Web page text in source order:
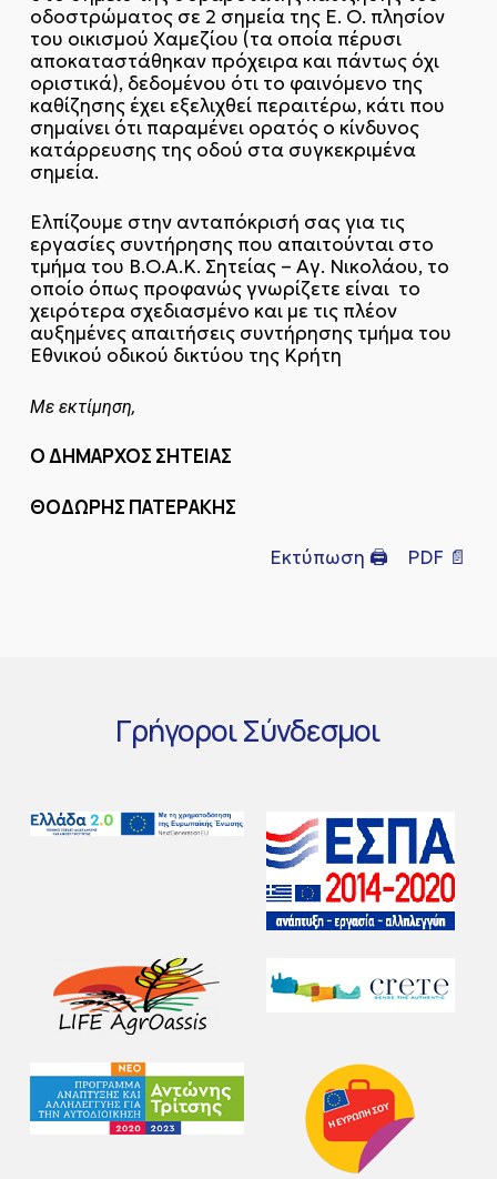
οδοστρώματος σε 2 σημεία της Ε. Ο. πλησίον
του οικισμού Χαμεζίου (τα οποία πέρυσι
αποκαταστάθηκαν πρόχειρα και πάντως όχι
οριστικά), δεδομένου ότι το φαινόμενο της
καθίζησης έχει εξελιχθεί περαιτέρω, κάτι που
σημαίνει ότι παραμένει ορατός ο κίνδυνος
κατάρρευσης της οδού στα συγκεκριμένα
σημεία.
Ελπίζουμε στην ανταπόκρισή σας για τις
εργασίες συντήρησης που απαιτούνται στο
τμήμα του Β.Ο.Α.Κ. Σητείας – Αγ. Νικολάου, το
οποίο όπως προφανώς γνωρίζετε είναι το
χειρότερα σχεδιασμένο και με τις πλέον
αυξημένες απαιτήσεις συντήρησης τμήμα του
Εθνικού οδικού δικτύου της Κρήτη
Με εκτίμηση,
Ο ΔΗΜΑΡΧΟΣ ΣΗΤΕΙΑΣ
ΘΟΔΩΡΗΣ ΠΑΤΕΡΑΚΗΣ
Εκτύπωση 🖨 PDF 📄
ΓρήγοροιΣύνδεσμοι